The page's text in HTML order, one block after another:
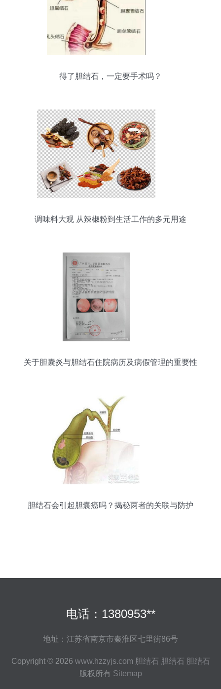
得了胆结石，一定要手术吗？
调味料大观 从辣椒粉到生活工作的多元用途
关于胆囊炎与胆结石住院病历及病假管理的重要性
胆结石会引起胆囊癌吗？揭秘两者的关联与防护
电话：1380953**
地址：江苏省南京市秦淮区七里街86号
Copyright © 2026 www.hzzyjs.com 胆结石 胆结石 胆结石
版权所有 Sitemap